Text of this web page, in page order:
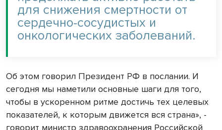
для снижения смертности от
сердечно-сосудистых и
онкологических заболеваний.
Об этом говорил Президент РФ в послании. И
сегодня мы наметили основные шаги для того,
чтобы в ускоренном ритме достичь тех целевых
показателей, к которым движется вся страна», -
говорит министр здравоохранения Российской